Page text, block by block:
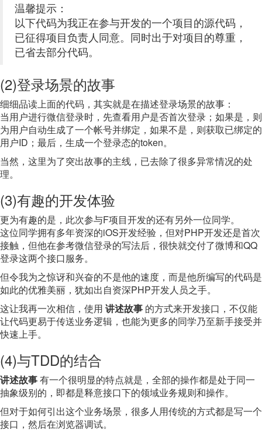
温馨提示：
以下代码为我正在参与开发的一个项目的源代码，
已征得项目负责人同意。同时出于对项目的尊重，
已省去部分代码。
(2)登录场景的故事
细细品读上面的代码，其实就是在描述登录场景的故事：
当用户进行微信登录时，先查看用户是否首次登录；如果是，则
为用户自动生成了一个帐号并绑定，如果不是，则获取已绑定的
用户ID；最后，生成一个登录态的token。
当然，这里为了突出故事的主线，已去除了很多异常情况的处
理。
(3)有趣的开发体验
更为有趣的是，此次参与F项目开发的还有另外一位同学。
这位同学拥有多年资深的iOS开发经验，但对PHP开发还是首次
接触，但他在参考微信登录的写法后，很快就交付了微博和QQ
登录这两个接口服务。
但令我为之惊讶和兴奋的不是他的速度，而是他所编写的代码是
如此的优雅美丽，犹如出自资深PHP开发人员之手。
这让我再一次相信，使用 讲述故事 的方式来开发接口，不仅能
让代码更易于传送业务逻辑，也能为更多的同学乃至新手接受并
快速上手。
(4)与TDD的结合
讲述故事有一个很明显的特点就是，全部的操作都是处于同一
抽象级别的，即都是释意接口下的领域业务规则和操作。
但对于如何引出这个业务场景，很多人用传统的方式都是写一个
接口，然后在浏览器调试。